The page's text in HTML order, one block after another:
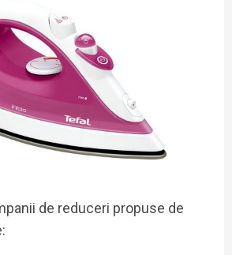
de reduceri propuse de